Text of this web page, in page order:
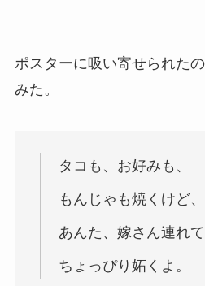
ポスターに吸い寄せられた
みた。
タコも、お好みも、
もんじゃも焼くけど、
あんた、嫁さん連れ
ちょっぴり妬くよ。